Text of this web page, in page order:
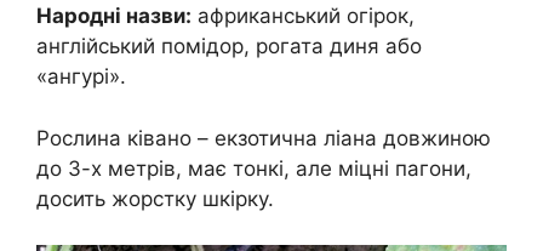
Народні назви: африканський огірок,
англійський помідор, рогата диня або
«ангурі».
Рослина ківано – екзотична ліана довжиною
до 3-х метрів, має тонкі, але міцні пагони,
досить жорстку шкірку.